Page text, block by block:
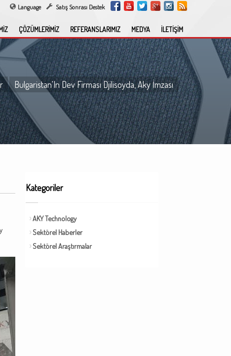
Language Satış Sonrası Destek
ÇÖZÜMLERİMİZ REFERANSLARIMIZ MEDYA İLETİŞİM
Bulgaristan'In Dev Firması Djilisoyda, Aky İmzası
Kategoriler
AKY Technology
Sektörel Haberler
Sektörel Araştırmalar